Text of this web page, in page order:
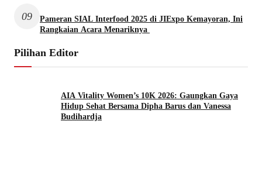
09
Pameran SIAL Interfood 2025 di JIExpo Kemayoran, Ini
Rangkaian Acara Menariknya
Pilihan Editor
AIA Vitality Women’s 10K 2026: Gaungkan Gaya
Hidup Sehat Bersama Dipha Barus dan Vanessa
Budihardja